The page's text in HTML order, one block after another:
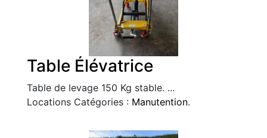
Table Élévatrice
Table de levage 150 Kg stable. ...
Locations Catégories : Manutention.